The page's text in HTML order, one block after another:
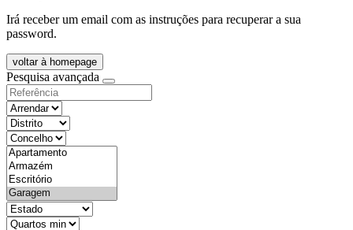
Irá receber um email com as instruções para recuperar a sua
password.
voltar à homepage
Pesquisa avançada
objective
districtId
countyId
types
state
mintypo